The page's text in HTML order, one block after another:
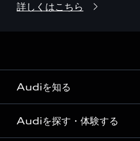
詳しくはこちら
Audiを知る
Audi ブランド
Audiを探す・体験する